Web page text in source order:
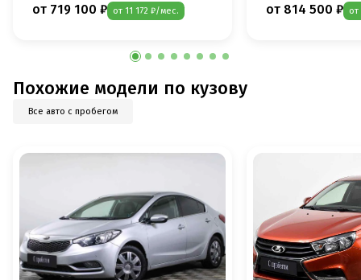
от 719 100 ₽ от 11 172 ₽/мес. от 814 500 ₽
Похожие модели по кузову
Все авто с пробегом